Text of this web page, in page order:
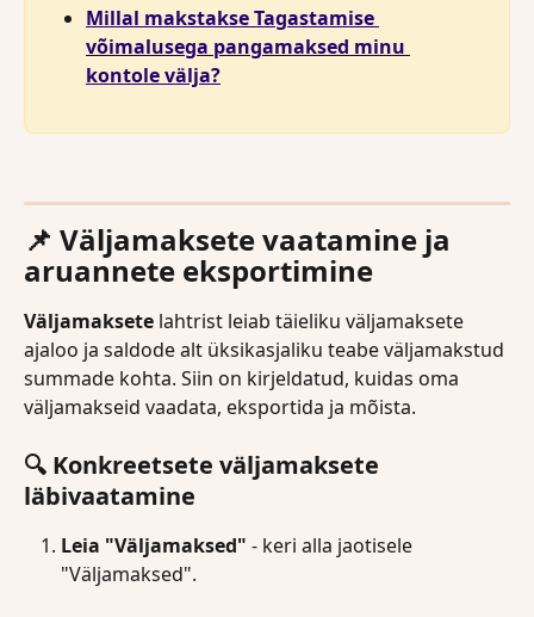
Millal makstakse Tagastamise
võimalusega pangamaksed minu
kontole välja?
📌 Väljamaksete vaatamine ja
aruannete eksportimine
Väljamaksete lahtrist leiab täieliku väljamaksete
ajaloo ja saldode alt üksikasjaliku teabe väljamakstud
summade kohta. Siin on kirjeldatud, kuidas oma
väljamakseid vaadata, eksportida ja mõista.
🔍 Konkreetsete väljamaksete
läbivaatamine
Leia "Väljamaksed" - keri alla jaotisele
"Väljamaksed".